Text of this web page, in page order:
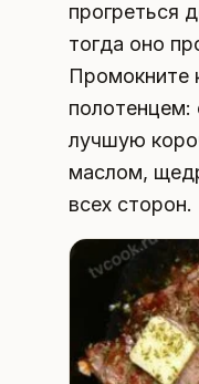
прогреться
тогда оно
Промокните
полотенцем:
лучшую
маслом,
всех сторон.